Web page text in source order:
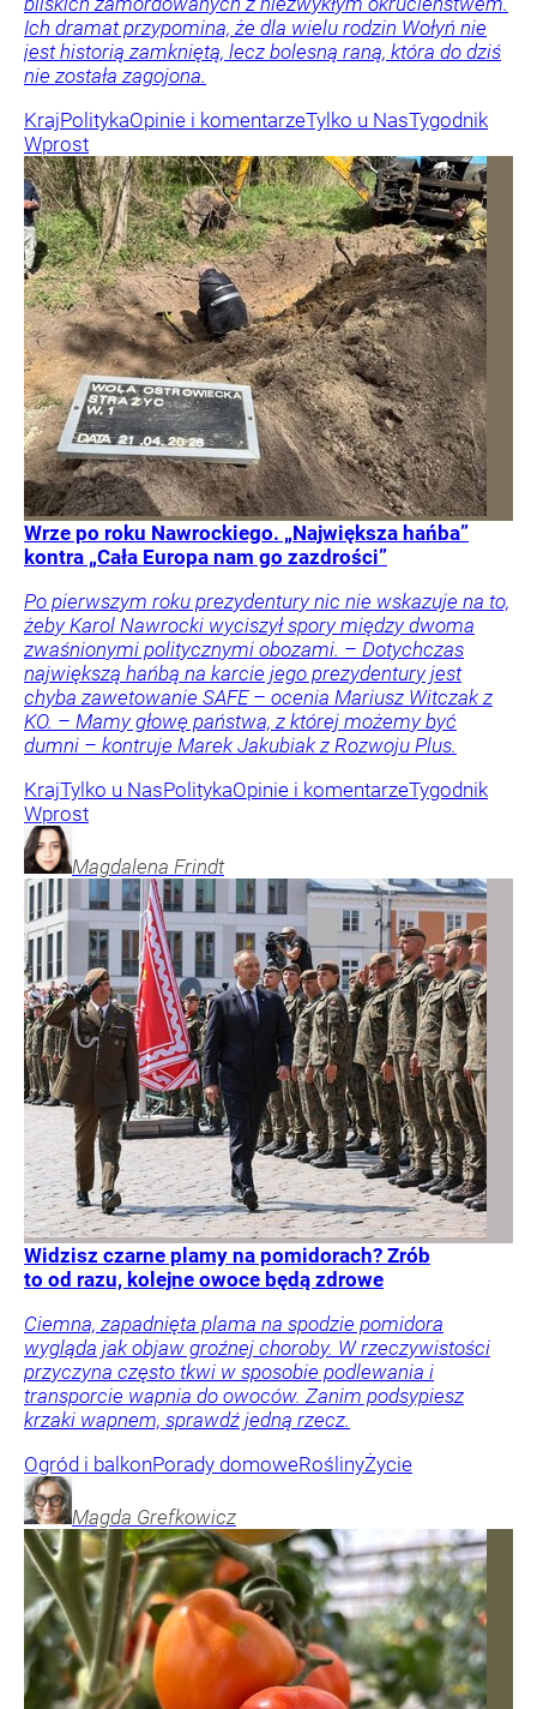
Ich dramat przypomina, że dla wielu rodzin Wołyń nie
jest historią zamkniętą, lecz bolesną raną, która do dziś
nie została zagojona.
KrajPolitykaOpinie i komentarzeTylko u NasTygodnik
Wprost
Wrze po roku Nawrockiego. „Największa hańba”
kontra „Cała Europa nam go zazdrości”
Po pierwszym roku prezydentury nic nie wskazuje na to,
żeby Karol Nawrocki wyciszył spory między dwoma
zwaśnionymi politycznymi obozami. – Dotychczas
największą hańbą na karcie jego prezydentury jest
chyba zawetowanie SAFE – ocenia Mariusz Witczak z
KO. – Mamy głowę państwa, z której możemy być
dumni – kontruje Marek Jakubiak z Rozwoju Plus.
KrajTylko u NasPolitykaOpinie i komentarzeTygodnik
Wprost
Magdalena Frindt
Widzisz czarne plamy na pomidorach? Zrób
to od razu, kolejne owoce będą zdrowe
Ciemna, zapadnięta plama na spodzie pomidora
wygląda jak objaw groźnej choroby. W rzeczywistości
przyczyna często tkwi w sposobie podlewania i
transporcie wapnia do owoców. Zanim podsypiesz
krzaki wapnem, sprawdź jedną rzecz.
Ogród i balkonPorady domoweRoślinyŻycie
Magda Grefkowicz